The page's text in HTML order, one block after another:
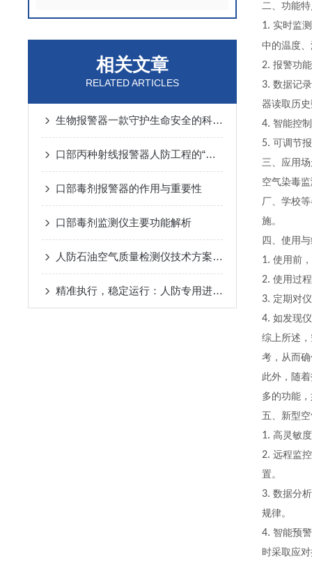
相关文章
RELATED ARTICLES
生物报警器一款守护生命安全的科技哨兵
口部丙种射线报警器人防工程的“核生化”哨兵
口部毒剂报警器的作用与重要性
口部毒剂监测仪主要功能解析
人防石油空气质量检测仪技术方案汇总
精准执行，稳定运行：人防专用进风机房控制箱的实操与安全规范
二、功能
1. 实时监
中的温度
2. 报警功
3. 数据记
器读取历
4. 智能控
5. 可调节
三、应用
空气染毒
厂、学校
施。
四、使用
1. 使用前
2. 使用过
3. 定期对
4. 如发现
综上所述
考，从而
此外，随
多的功能
五、新型
1. 高灵敏
2. 远程监
置。
3. 数据分
规律。
4. 智能预
时采取应